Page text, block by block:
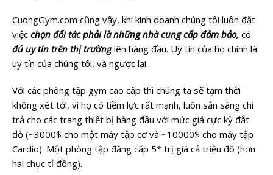
CuongGym.com cũng vậy, khi kinh doanh chúng tôi luôn đặt
việc chọn đối tác phải là những nhà cung cấp đảm bảo, có
đủ uy tín trên thị trườnglên hàng đầu. Uy tín của họ chính là
uy tín của chúng tôi, và ngược lại.
Với các phòng tập gym cao cấp thì chúng ta sẽ tạm thời
không xét tới, vì họ có tiềm lực rất mạnh, luôn sẵn sàng chi
trả cho các trang thiết bị hàng đầu với mức giá cực kỳ đắt
đỏ (~3000$ cho một máy tập cơ và ~10000$ cho máy tập
Cardio). Một phòng tập đẳng cấp 5* trị giá cả triệu đô (hơn
hai chục tỉ đồng).